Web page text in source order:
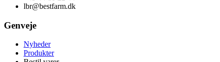
lbr@bestfarm.dk
Genveje
Nyheder
Produkter